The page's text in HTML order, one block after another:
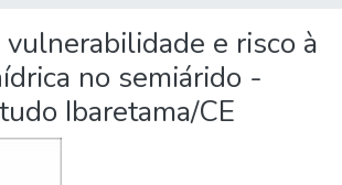
e risco à
no semiárido -
Ibaretama/CE